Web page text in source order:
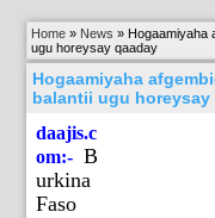
Home » News » Hogaamiyaha
ugu horeysay qaaday
Hogaamiyaha
balantii ugu horeysay
daajis.c
om:- B
urkina
Faso